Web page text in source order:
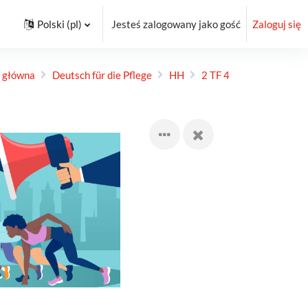
Polski ‎(pl)‎ Jesteś zalogowany jako gość Zaloguj się
Deutsch für die Pflege HH 2 TF 4